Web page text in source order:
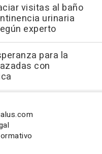
visitas al baño
urinaria
experto
para la
con